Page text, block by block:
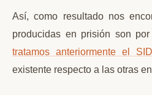
Así, como resultado nos
producidas en prisión son
tratamos anteriormente el
existente respecto a las otras